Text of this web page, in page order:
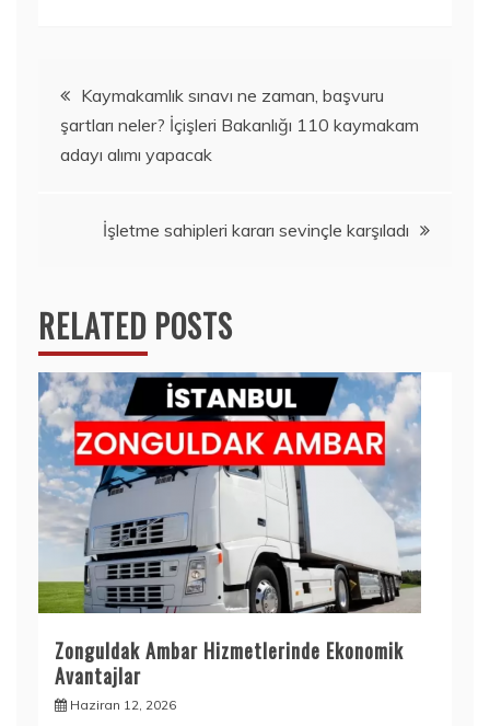
Yazı
gezinmesi
Kaymakamlık sınavı ne zaman, başvuru
şartları neler? İçişleri Bakanlığı 110 kaymakam
adayı alımı yapacak
İşletme sahipleri kararı sevinçle karşıladı
RELATED POSTS
Zonguldak Ambar Hizmetlerinde Ekonomik
Avantajlar
Haziran 12, 2026